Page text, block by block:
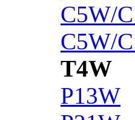
C5W/
C5W/
T4W
P13W